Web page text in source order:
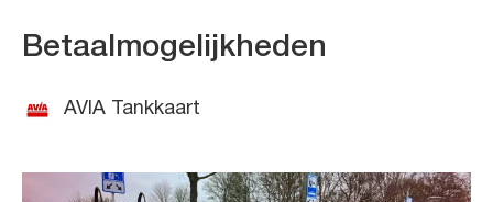
Betaalmogelijkheden
AVIA Tankkaart